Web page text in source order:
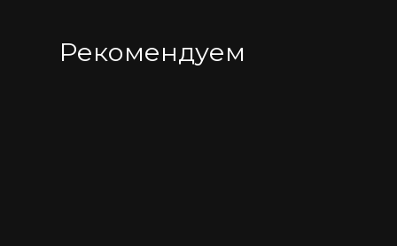
Рекомендуем